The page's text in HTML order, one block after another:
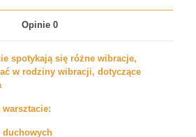
Opinie 0
spotykają się różne wibracje,
w rodziny wibracji, dotyczące